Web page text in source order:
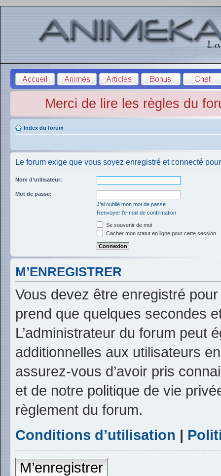
Merci de lire les règles du
Index du forum
Le forum exige que vous soyez enregistré et connecté
Nom d’utilisateur:
Mot de passe:
J’ai oublié mon mot de passe
Renvoyer l’e-mail de confirmation
Se souvenir de moi
Cacher mon statut en ligne pour cette session
M’ENREGISTRER
Vous devez être enregistré
prend que quelques secondes
L’administrateur du forum peut
additionnelles aux utilisateurs
assurez-vous d’avoir pris
et de notre politique de vie
règlement du forum.
Conditions d’utilisation |
M’enregistrer